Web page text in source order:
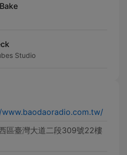
Studio
區臺灣大道二段309號22樓